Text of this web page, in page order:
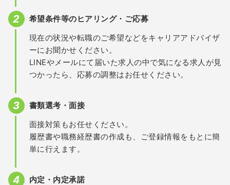
希望条件等のヒアリング・ご応募
現在の状況や転職のご希望などをキャリアアドバイザ
ーにお聞かせください。
LINEやメールにて届いた求人の中で気になる求人が見
つかったら、応募の調整はお任せください。
書類選考・面接
面接対策もお任せください。
履歴書や職務経歴書の作成も、ご登録情報をもとに簡
単に行えます。
内定・内定承諾